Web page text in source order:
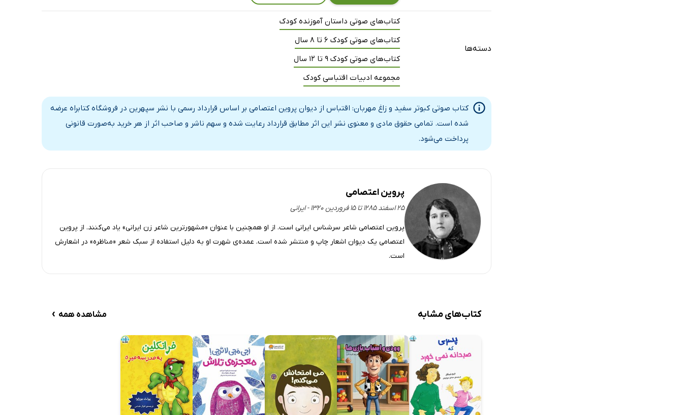
دسته‌ها
کتاب‌های صوتی داستان آموزنده کودک
کتاب‌های صوتی کودک 6 تا 8 سال
کتاب‌های صوتی کودک 9 تا 12 سال
مجموعه ادبیات اقتباسی کودک
کتاب صوتی کبوتر سفید و زاغ مهربان: اقتباس از دیوان پروین اعتصامی بر اساس قرارداد رسمی با نشر سپهرین در فروشگاه کتابراه عرضه
شده است. تمامی حقوق مادی و معنوی نشر این اثر مطابق قرارداد رعایت شده و سهم ناشر و صاحب اثر از هر خرید به‌صورت قانونی
پرداخت می‌شود.
پروین اعتصامی
۲۵ اسفند ۱۲۸۵ تا ۱۵ فروردین ۱۳۲۰ - ایرانی
پروین اعتصامی شاعر سرشناس ایرانی‌ است. از او همچنین با عنوان «مشهورترین شاعر زن ایرانی» یاد می‌کنند. از پروین
اعتصامی یک دیوان اشعار چاپ و منتشر شده است. عمده‌ی شهرت او به دلیل استفاده از سبک شعر «مناظره» در اشعارش
است.
کتاب‌های مشابه مشاهده همه ›